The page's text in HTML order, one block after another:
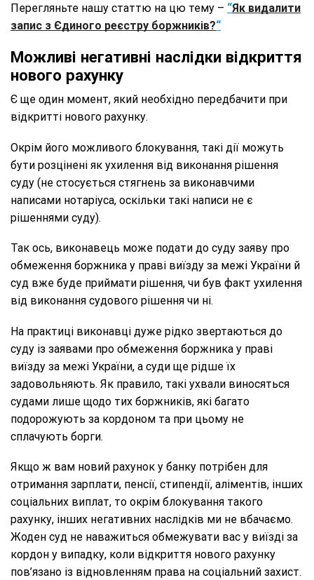
Перегляньте нашу статтю на цю тему – “Як видалити
запис з Єдиного реєстру боржників?“
Можливі негативні наслідки відкриття
нового рахунку
Є ще один момент, який необхідно передбачити при
відкритті нового рахунку.
Окрім його можливого блокування, такі дії можуть
бути розцінені як ухилення від виконання рішення
суду (не стосується стягнень за виконавчими
написами нотаріуса, оскільки такі написи не є
рішеннями суду).
Так ось, виконавець може подати до суду заяву про
обмеження боржника у праві виїзду за межі України й
суд вже буде приймати рішення, чи був факт ухилення
від виконання судового рішення чи ні.
На практиці виконавці дуже рідко звертаються до
суду із заявами про обмеження боржника у праві
виїзду за межі України, а суди ще рідше їх
задовольняють. Як правило, такі ухвали виносяться
судами лише щодо тих боржників, які багато
подорожують за кордоном та при цьому не
сплачують борги.
Якщо ж вам новий рахунок у банку потрібен для
отримання зарплати, пенсії, стипендії, аліментів, інших
соціальних виплат, то окрім блокування такого
рахунку, інших негативних наслідків ми не вбачаємо.
Жоден суд не наважиться обмежувати вас у виїзді за
кордон у випадку, коли відкриття нового рахунку
пов’язано із відновленням права на соціальний захист.